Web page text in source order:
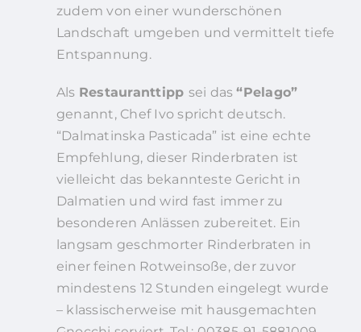
zudem von einer wunderschönen
Landschaft umgeben und vermittelt tiefe
Entspannung.
Als Restauranttipp sei das“Pelago”
genannt, Chef Ivo spricht deutsch.
“Dalmatinska Pasticada” ist eine echte
Empfehlung, dieser Rinderbraten ist
vielleicht das bekannteste Gericht in
Dalmatien und wird fast immer zu
besonderen Anlässen zubereitet. Ein
langsam geschmorter Rinderbraten in
einer feinen Rotweinsoße, der zuvor
mindestens 12 Stunden eingelegt wurde
– klassischerweise mit hausgemachten